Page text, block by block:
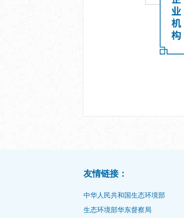
友情链接：
中华人民共和国生态环境部
生态环境部华东督察局